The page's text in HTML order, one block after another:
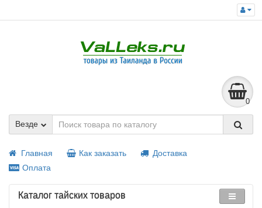
0
Везде
Главная Как заказать
Доставка
Оплата
Каталог тайских товаров